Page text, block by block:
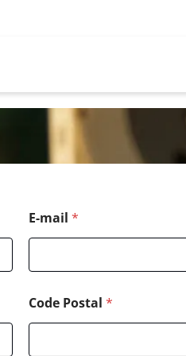
E-mail *
Code Postal *